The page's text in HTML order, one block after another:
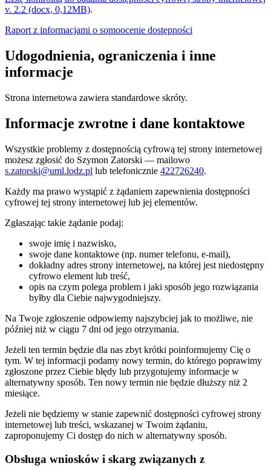
v. 2.2 (docx, 0,12MB).
Raport z informacjami o somoocenie dostępności
Udogodnienia, ograniczenia i inne
informacje
Strona internetowa zawiera standardowe skróty.
Informacje zwrotne i dane kontaktowe
Wszystkie problemy z dostępnością cyfrową tej strony internetowej
możesz zgłosić do Szymon Zatorski — mailowo
s.zatorski@uml.lodz.pl lub telefonicznie 422726240.
Każdy ma prawo wystąpić z żądaniem zapewnienia dostępności
cyfrowej tej strony internetowej lub jej elementów.
Zgłaszając takie żądanie podaj:
swoje imię i nazwisko,
swoje dane kontaktowe (np. numer telefonu, e-mail),
dokładny adres strony internetowej, na której jest niedostępny
cyfrowo element lub treść,
opis na czym polega problem i jaki sposób jego rozwiązania
byłby dla Ciebie najwygodniejszy.
Na Twoje zgłoszenie odpowiemy najszybciej jak to możliwe, nie
później niż w ciągu 7 dni od jego otrzymania.
Jeżeli ten termin będzie dla nas zbyt krótki poinformujemy Cię o
tym. W tej informacji podamy nowy termin, do którego poprawimy
zgłoszone przez Ciebie błędy lub przygotujemy informacje w
alternatywny sposób. Ten nowy termin nie będzie dłuższy niż 2
miesiące.
Jeżeli nie będziemy w stanie zapewnić dostępności cyfrowej strony
internetowej lub treści, wskazanej w Twoim żądaniu,
zaproponujemy Ci dostęp do nich w alternatywny sposób.
Obsługa wniosków i skarg związanych z